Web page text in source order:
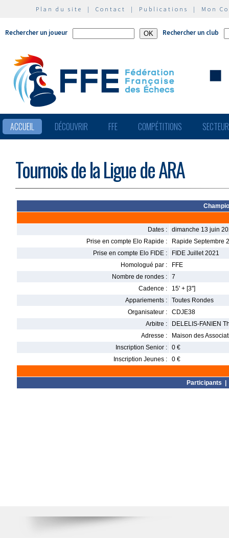
Plan du site | Contact | Publications | Mon
Rechercher un joueur Rechercher un club
ACCUEIL DÉCOUVRIR FFE COMPÉTITIONS
Tournois de la Ligue de ARA
Dates :
dimanche 13 juin
Prise en compte Elo Rapide :
Rapide Septembre
Prise en compte Elo FIDE :
FIDE Juillet 2021
Homologué par :
FFE
Nombre de rondes :
7
Cadence :
15' + [3'']
Appariements :
Toutes Rondes
Organisateur :
CDJE38
Arbitre :
DELELIS-FANIEN
Adresse :
Maison des
Inscription Senior :
0 €
Inscription Jeunes :
0 €
Participants